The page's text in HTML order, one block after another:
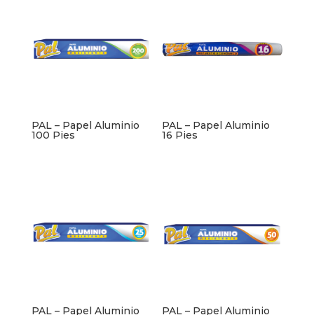
PAL – Papel Aluminio
100 Pies
PAL – Papel Aluminio
16 Pies
PAL – Papel Aluminio PAL – Papel Aluminio